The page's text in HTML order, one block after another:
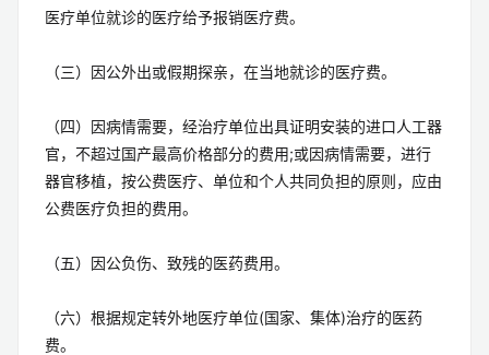
医疗单位就诊的医疗给予报销医疗费。
（三）因公外出或假期探亲，在当地就诊的医疗费。
（四）因病情需要，经治疗单位出具证明安装的进口人工器
官，不超过国产最高价格部分的费用;或因病情需要，进行
器官移植，按公费医疗、单位和个人共同负担的原则，应由
公费医疗负担的费用。
（五）因公负伤、致残的医药费用。
（六）根据规定转外地医疗单位(国家、集体)治疗的医药
费。